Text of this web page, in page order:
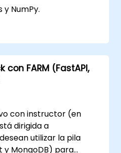
y NumPy.
y filtrado de
de agregación y
mediante Matplotlib y
visualización.
con FARM (FastAPI,
con instructor (en
dirigida a
utilizar la pila
y MongoDB) para